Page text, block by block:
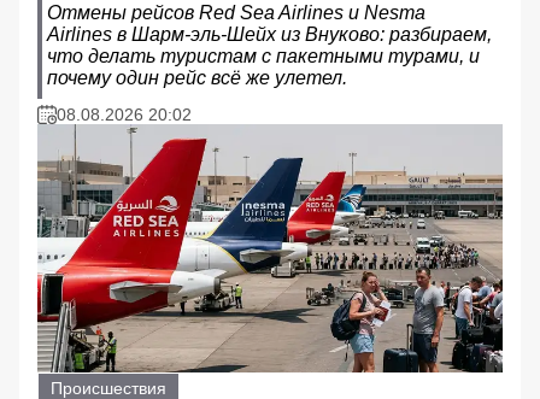
Отмены рейсов Red Sea Airlines и Nesma
Airlines в Шарм‑эль‑Шейх из Внуково: разбираем,
что делать туристам с пакетными турами, и
почему один рейс всё же улетел.
08.08.2026 20:02
Происшествия